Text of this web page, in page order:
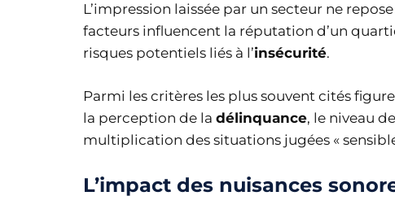
L’impression laissée par un secteur ne
facteurs influencent la réputation d’un
risques potentiels liés à l’insécurité.
Parmi les critères les plus souvent cités
la perception de la délinquance, le niveau de
multiplication des situations jugées «
L’impact des nuisances